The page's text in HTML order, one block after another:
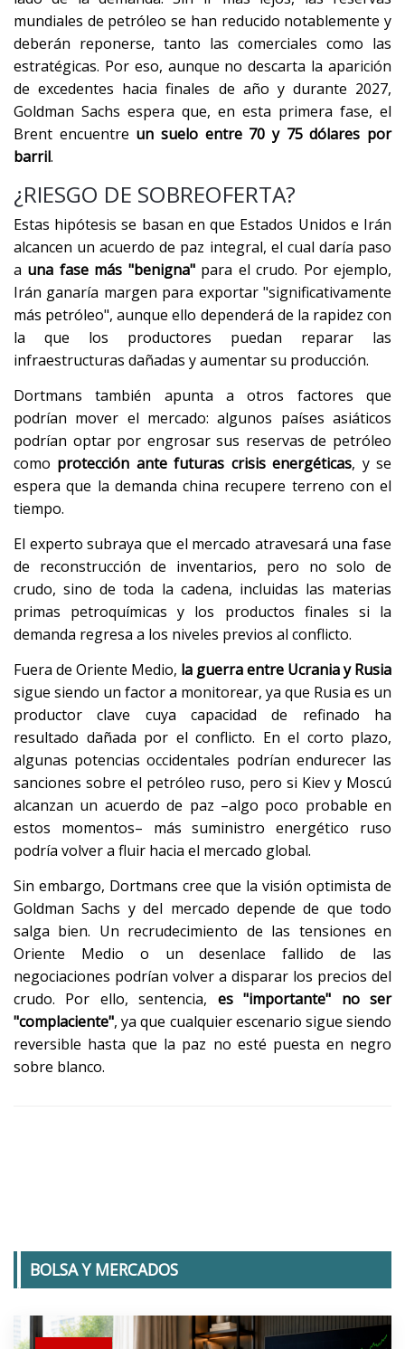
mundiales de petróleo se han reducido notablemente y
deberán reponerse, tanto las comerciales como las
estratégicas. Por eso, aunque no descarta la aparición
de excedentes hacia finales de año y durante 2027,
Goldman Sachs espera que, en esta primera fase, el
Brent encuentre un suelo entre 70 y 75 dólares por
barril.
¿RIESGO DE SOBREOFERTA?
Estas hipótesis se basan en que Estados Unidos e Irán
alcancen un acuerdo de paz integral, el cual daría paso
a una fase más "benigna"para el crudo. Por ejemplo,
Irán ganaría margen para exportar "significativamente
más petróleo", aunque ello dependerá de la rapidez con
la que los productores puedan reparar las
infraestructuras dañadas y aumentar su producción.
Dortmans también apunta a otros factores que
podrían mover el mercado: algunos países asiáticos
podrían optar por engrosar sus reservas de petróleo
como protección ante futuras crisis energéticas, y se
espera que la demanda china recupere terreno con el
tiempo.
El experto subraya que el mercado atravesará una fase
de reconstrucción de inventarios, pero no solo de
crudo, sino de toda la cadena, incluidas las materias
primas petroquímicas y los productos finales si la
demanda regresa a los niveles previos al conflicto.
Fuera de Oriente Medio, la guerra entre Ucrania y Rusia
sigue siendo un factor a monitorear, ya que Rusia es un
productor clave cuya capacidad de refinado ha
resultado dañada por el conflicto. En el corto plazo,
algunas potencias occidentales podrían endurecer las
sanciones sobre el petróleo ruso, pero si Kiev y Moscú
alcanzan un acuerdo de paz –algo poco probable en
estos momentos– más suministro energético ruso
podría volver a fluir hacia el mercado global.
Sin embargo, Dortmans cree que la visión optimista de
Goldman Sachs y del mercado depende de que todo
salga bien. Un recrudecimiento de las tensiones en
Oriente Medio o un desenlace fallido de las
negociaciones podrían volver a disparar los precios del
crudo. Por ello, sentencia, es "importante" no ser
"complaciente", ya que cualquier escenario sigue siendo
reversible hasta que la paz no esté puesta en negro
sobre blanco.
BOLSA Y MERCADOS